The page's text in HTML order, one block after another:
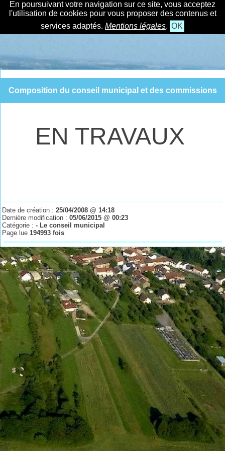
En poursuivant votre navigation sur ce site, vous acceptez
l'utilisation de cookies pour vous proposer des contenus et
services adaptés. Mentions légales. OK
Composition du conseil municipal et des commissions
EN TRAVAUX
Date de création :25/04/2008 @ 14:18
Dernière modification :05/06/2015 @ 00:23
Catégorie :- Le conseil municipal
Page lue194993 fois